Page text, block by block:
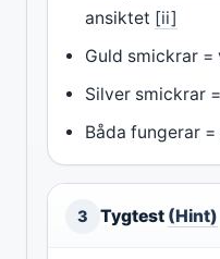
ansiktet [ii]
Guld smickrar
Silver smickrar
Båda fungerar
3 Tygtest (Hint)